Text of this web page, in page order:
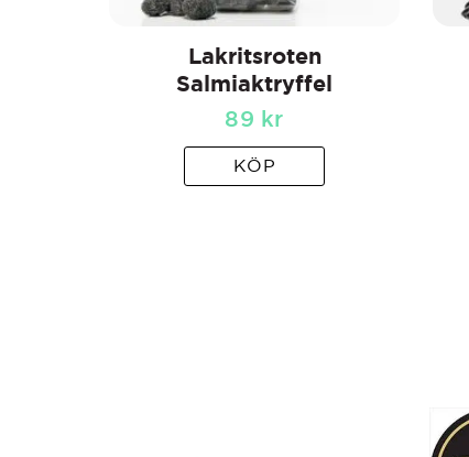
Lakritsroten
Salmiaktryffel
89 kr
KÖP